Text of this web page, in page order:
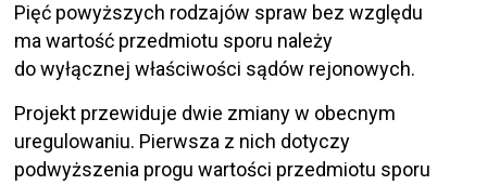
Pięć powyższych rodzajów spraw bez względu
ma wartość przedmiotu sporu należy
do wyłącznej właściwości sądów rejonowych.
Projekt przewiduje dwie zmiany w obecnym
uregulowaniu. Pierwsza z nich dotyczy
podwyższenia progu wartości przedmiotu sporu